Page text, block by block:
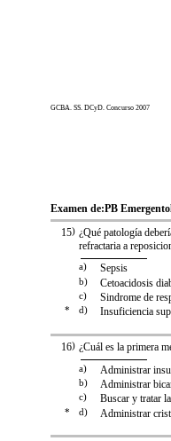
GCBA. SS. DCyD. Concurso 2007
Examen de:PB
)
15 ¿Qué patología
refractaria a
a) Sepsis
b) Cetoacidosis
c) Sindrome de
* d) Insuficiencia
)
16 ¿Cuál es la primera
a) Administrar
b) Administrar
c) Buscar y tratar
* d) Administrar